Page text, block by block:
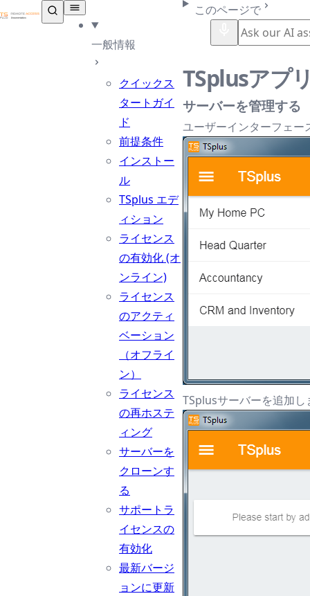
TSplus ドキュメンテーション ®
一般情報
クイックス
タートガイ
ド
前提条件
インストー
ル
TSplus エデ
ィション
ライセンス
の有効化 (オ
ンライン)
ライセンス
のアクティ
ベーション
（オフライ
ン）
ライセンス
の再ホステ
ィング
サーバーを
クローンす
る
サポートラ
イセンスの
有効化
最新バージ
ョンに更新
このページで
TSplusアプ
サーバーを管理する
ユーザーインターフェー
TSplusサーバーを追加し